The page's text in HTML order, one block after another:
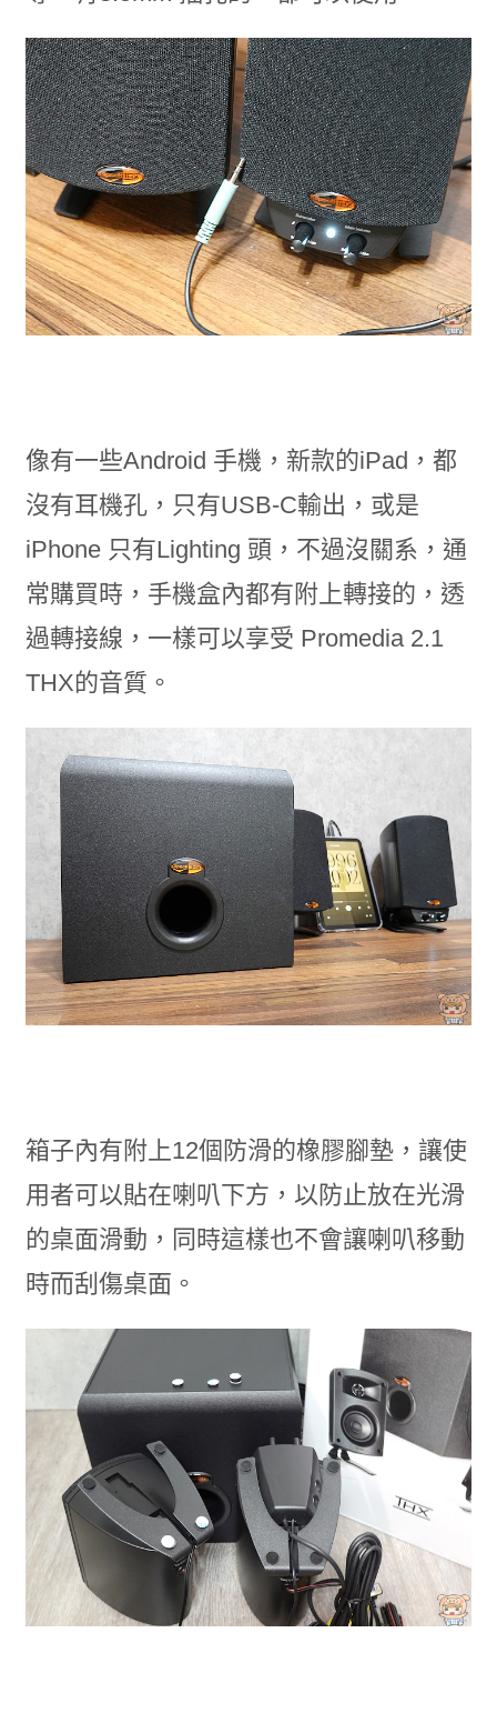
像有一些Android 手機，新款的iPad，都
沒有耳機孔，只有USB-C輸出，或是
iPhone 只有Lighting 頭，不過沒關系，通
常購買時，手機盒內都有附上轉接的，透
過轉接線，一樣可以享受 Promedia 2.1
THX的音質。
箱子內有附上12個防滑的橡膠腳墊，讓使
用者可以貼在喇叭下方，以防止放在光滑
的桌面滑動，同時這樣也不會讓喇叭移動
時而刮傷桌面。